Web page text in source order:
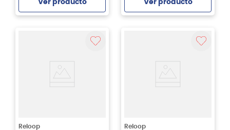
Ver producto Ver producto
Reloop Reloop